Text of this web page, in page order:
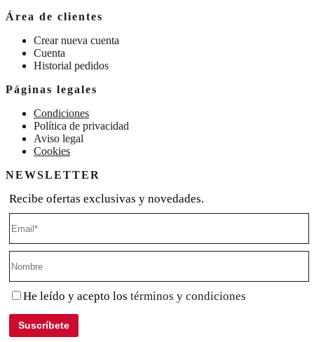
Área de clientes
Crear nueva cuenta
Cuenta
Historial pedidos
Páginas legales
Condiciones
Política de privacidad
Aviso legal
Cookies
NEWSLETTER
Recibe ofertas exclusivas y novedades.
He leído y acepto los términos y condiciones